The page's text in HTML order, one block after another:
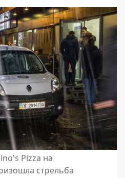
Pizza на
стрельба